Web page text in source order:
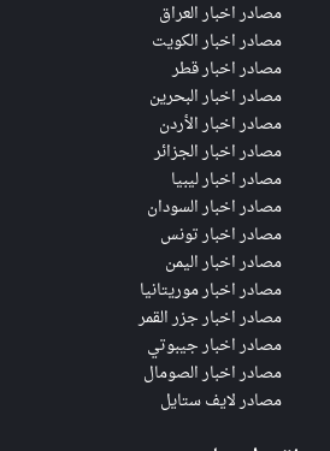
مصادر اخبار العراق
مصادر اخبار الكويت
مصادر اخبار قطر
مصادر اخبار البحرين
مصادر اخبار الأردن
مصادر اخبار الجزائر
مصادر اخبار ليبيا
مصادر اخبار السودان
مصادر اخبار تونس
مصادر اخبار اليمن
مصادر اخبار موريتانيا
مصادر اخبار جزر القمر
مصادر اخبار جيبوتي
مصادر اخبار الصومال
مصادر لايف ستايل